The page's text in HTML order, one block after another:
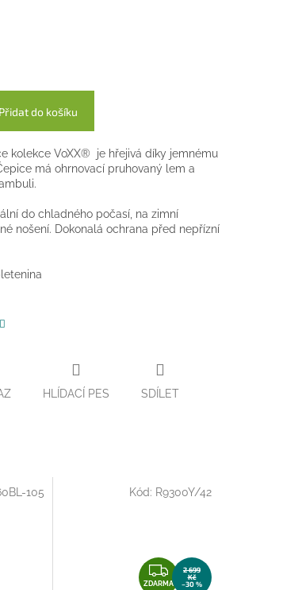
Přidat do košíku
kolekce VoXX® je hřejivá díky jemnému
má ohrnovací pruhovaný lem a
do chladného počasí, na zimní
nošení. Dokonalá ochrana před nepřízní
HLÍDACÍ PES SDÍLET
105
Z
ZDARMA
2 699
Kč
–30 %
Kód: R9300Y/42